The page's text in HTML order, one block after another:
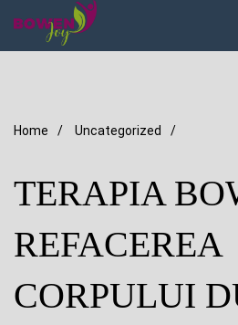
Home / Uncategorized /
TERAPIA
REFACEREA
CORPULUI